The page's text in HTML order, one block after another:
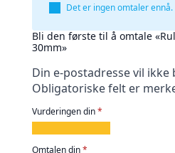
Det er ingen omtaler ennå.
Bli den første til å omtale
30mm»
Din e-postadresse vil ikke
Obligatoriske felt er
Vurderingen din*
av av av av
Omtalen din*